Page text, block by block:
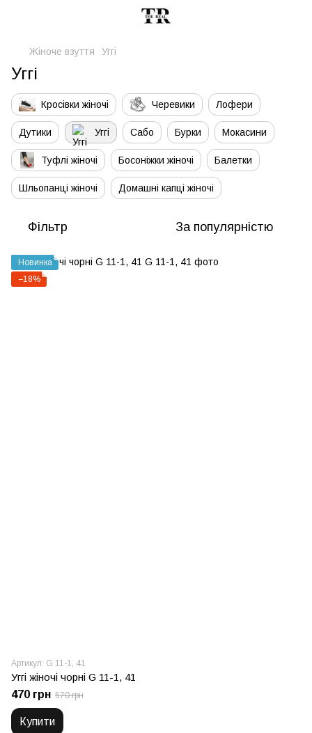
Жіноче взуття Уггі
Уггі
Кросівки жіночі Черевики Лофери
Дутики Уггі Сабо Бурки Мокасини
Туфлі жіночі Босоніжки жіночі Балетки
Шльопанці жіночі Домашні капці жіночі
Фільтр За популярністю
Новинка
−18%
Артикул: G 11-1, 41
Уггі жіночі чорні G 11-1, 41
470 грн 570 грн
Купити